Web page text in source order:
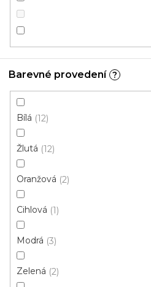
PVC pro
provedení:
Řadit podle:
ZAVŘÍT FILTR
Barevné provedení ?
Bílá 12
Žlutá 12
Oranžová 2
Cihlová 1
Modrá 3
Zelená 2
V
ý
p
Top poměr cena/kvalita